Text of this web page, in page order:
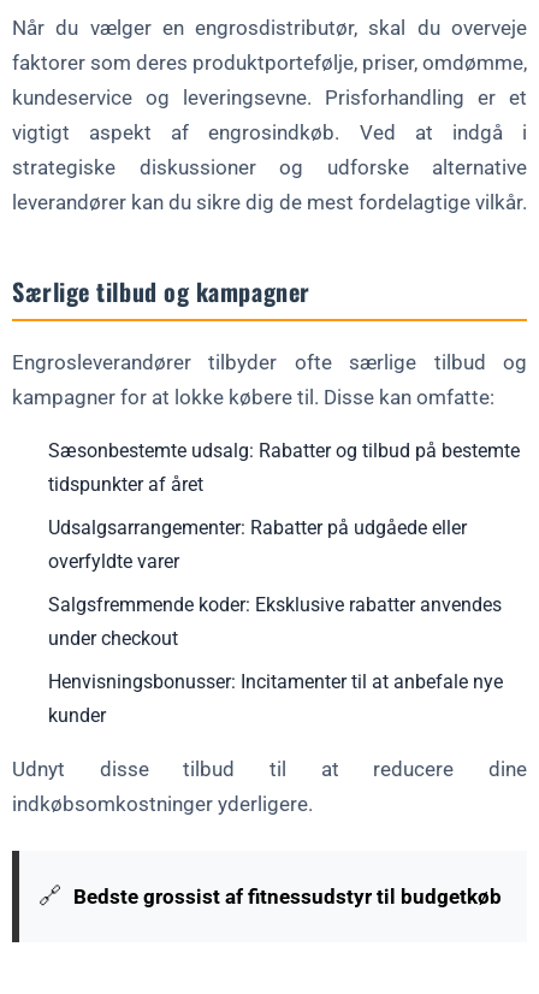
Når du vælger en engrosdistributør, skal du overveje
faktorer som deres produktportefølje, priser, omdømme,
kundeservice og leveringsevne. Prisforhandling er et
vigtigt aspekt af engrosindkøb. Ved at indgå i
strategiske diskussioner og udforske alternative
leverandører kan du sikre dig de mest fordelagtige vilkår.
Særlige tilbud og kampagner
Engrosleverandører tilbyder ofte særlige tilbud og
kampagner for at lokke købere til. Disse kan omfatte:
Sæsonbestemte udsalg: Rabatter og tilbud på bestemte
tidspunkter af året
Udsalgsarrangementer: Rabatter på udgåede eller
overfyldte varer
Salgsfremmende koder: Eksklusive rabatter anvendes
under checkout
Henvisningsbonusser: Incitamenter til at anbefale nye
kunder
Udnyt disse tilbud til at reducere dine
indkøbsomkostninger yderligere.
🔗 Bedste grossist af fitnessudstyr til budgetkøb